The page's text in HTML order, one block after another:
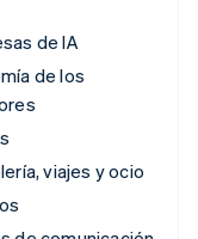
de IA
de los
viajes y ocio